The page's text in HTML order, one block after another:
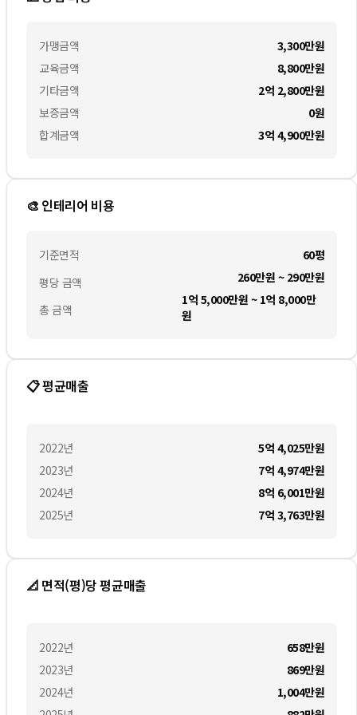
가맹금액
교육금액
기타금액
보증금액
합계금액
3,300만원
8,800만원
2억 2,800만원
0원
3억 4,900만원
🎨 인테리어 비용
기준면적
평당 금액
총 금액
60평
260만원 ~ 290만원
1억 5,000만원 ~ 1억 8,000만
원
📋 평균매출
2022년
2023년
2024년
2025년
5억 4,025만원
7억 4,974만원
8억 6,001만원
7억 3,763만원
📐 면적(평)당 평균매출
2022년
2023년
2024년
658만원
869만원
1,004만원